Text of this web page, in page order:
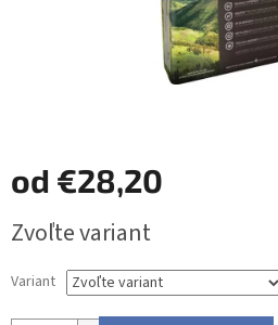
od €28,20
cena:
Zvoľte variant
Variant